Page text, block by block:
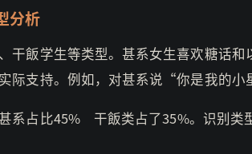
分析
干飯学生等类型。甚系女生喜欢糖话和
际支持。例如，对甚系说“你是我的小
系占比45% 干飯类占了35%。识别类